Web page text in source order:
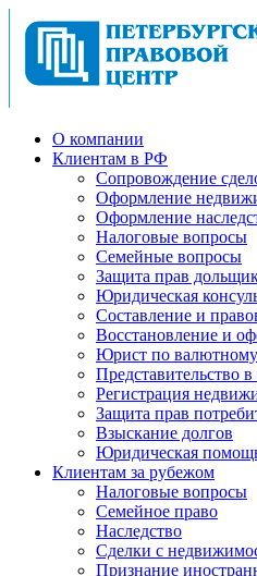
О компании
Клиентам в РФ
Cопровождение
Оформление
Оформление
Налоговые вопросы
Семейные вопросы
Защита прав
Юридическая
Составление и
Восстановление и
Юрист по
Представительство в
Регистрация
Защита прав
Взыскание долгов
Юридическая
Клиентам за рубежом
Налоговые вопросы
Семейное право
Наследство
Сделки с
Признание